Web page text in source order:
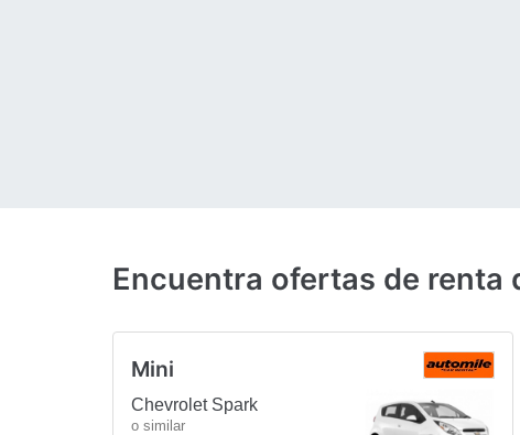
Encuentra ofertas de renta
Mini
Chevrolet Spark
o similar